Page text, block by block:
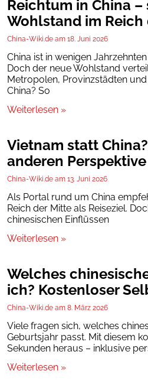
Reichtum in China
Wohlstand im Reich
China-Wiki.de 18. Juni 2026
China ist in wenigen
Doch der neue Wohlstand
Metropolen, Provinzstädten
China? So
Weiterlesen »
Vietnam statt
anderen
China-Wiki.de 13. Juni 2026
Als Portal rund um China
Reich der Mitte als Reiseziel.
chinesischen Einflüssen
Weiterlesen »
Welches
ich? Kostenloser
China-Wiki.de 8. März 2026
Viele fragen sich, welches
Geburtsjahr passt. Mit diesem
Sekunden heraus – inklusive
Weiterlesen »